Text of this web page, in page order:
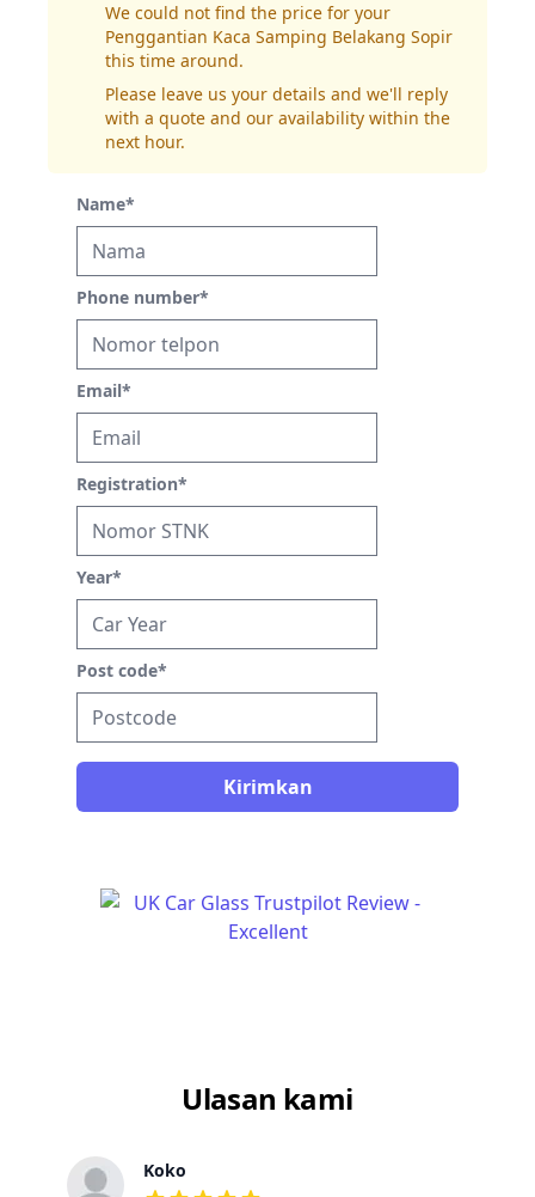
We could not find the price for your
Penggantian Kaca Samping Belakang Sopir
this time around.
Please leave us your details and we'll reply
with a quote and our availability within the
next hour.
Name*
Phone number*
Email*
Registration*
Year*
Post code*
Kirimkan
Ulasan kami
Koko